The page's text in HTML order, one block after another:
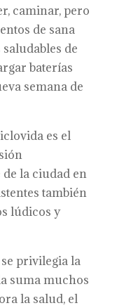
caminar, pero
de sana
de
baterías
semana de
es el
la ciudad en
también
lúdicos y
privilegia la
suma muchos
la salud, el